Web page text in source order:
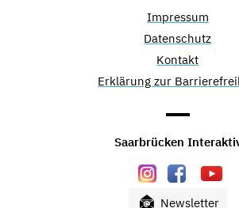
Impressum
Datenschutz
Kontakt
Erklärung zur
Saarbrücken
Newsletter